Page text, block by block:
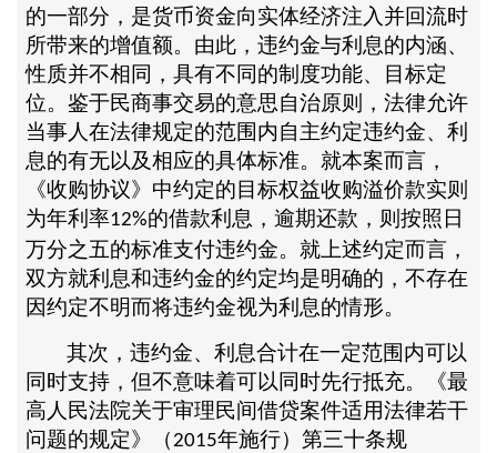
的一部分，是货币资金向实体经济注入并回流时
所带来的增值额。由此，违约金与利息的内涵、
性质并不相同，具有不同的制度功能、目标定
位。鉴于民商事交易的意思自治原则，法律允许
当事人在法律规定的范围内自主约定违约金、利
息的有无以及相应的具体标准。就本案而言，
《收购协议》中约定的目标权益收购溢价款实则
为年利率12%的借款利息，逾期还款，则按照日
万分之五的标准支付违约金。就上述约定而言，
双方就利息和违约金的约定均是明确的，不存在
因约定不明而将违约金视为利息的情形。
其次，违约金、利息合计在一定范围内可以
同时支持，但不意味着可以同时先行抵充。《最
高人民法院关于审理民间借贷案件适用法律若干
问题的规定》（2015年施行）第三十条规